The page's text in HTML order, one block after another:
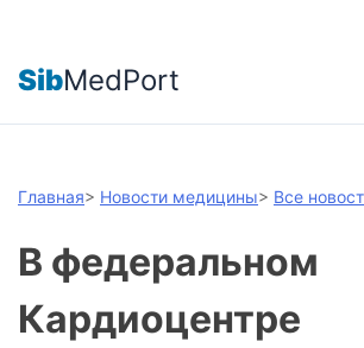
SibMedPort
Главная> Новости медицины> Все
В федеральном
Кардиоцентре